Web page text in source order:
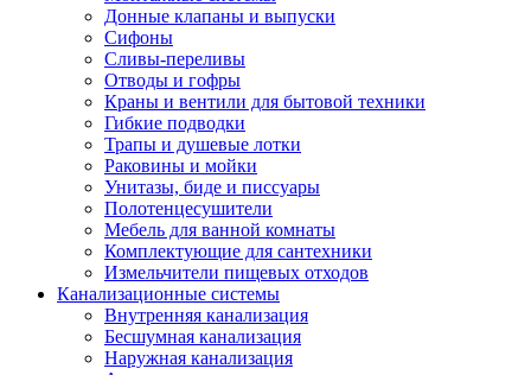
Донные клапаны и выпуски
Сифоны
Сливы-переливы
Отводы и гофры
Краны и вентили для бытовой техники
Гибкие подводки
Трапы и душевые лотки
Раковины и мойки
Унитазы, биде и писсуары
Полотенцесушители
Мебель для ванной комнаты
Комплектующие для сантехники
Измельчители пищевых отходов
Канализационные системы
Внутренняя канализация
Бесшумная канализация
Наружная канализация